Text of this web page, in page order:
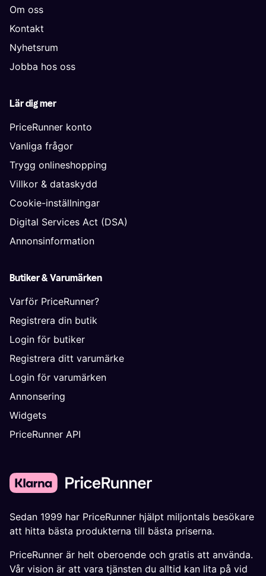
Om oss
Kontakt
Nyhetsrum
Jobba hos oss
Lär dig mer
PriceRunner konto
Vanliga frågor
Trygg onlineshopping
Villkor & dataskydd
Cookie-inställningar
Digital Services Act (DSA)
Annonsinformation
Butiker & Varumärken
Varför PriceRunner?
Registrera din butik
Login för butiker
Registrera ditt varumärke
Login för varumärken
Annonsering
Widgets
PriceRunner API
Sedan 1999 har PriceRunner hjälpt miljontals besökare
att hitta bästa produkterna till bästa priserna.
PriceRunner är helt oberoende och gratis att använda.
Vår vision är att vara tjänsten du alltid kan lita på vid